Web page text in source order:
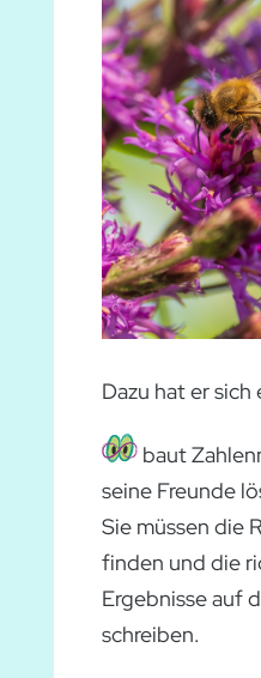
Dazu hat er
baut
seine Freunde
Sie müssen die
finden und die
Ergebnisse auf
schreiben.